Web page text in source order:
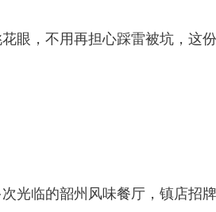
眼，不用再担心踩雷被坑，这
光临的韶州风味餐厅，镇店招